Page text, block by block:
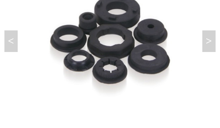
< >